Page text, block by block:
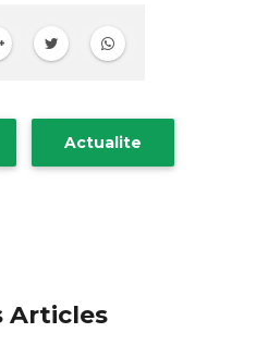
Actualite
Articles